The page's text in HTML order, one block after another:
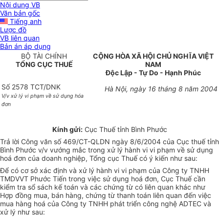
Nội dung VB
Văn bản gốc
Tiếng anh
Lược đồ
VB liên quan
Bản án áp dụng
BỘ TÀI CHÍNH
TỔNG CỤC THUẾ
CỘNG HÒA XÃ HỘI CHỦ NGHĨA VIỆT
NAM
Độc Lập - Tự Do - Hạnh Phúc
Số 2578 TCT/DNK
V/v xử lý vi phạm về sử dụng hóa
đơn
Hà Nội, ngày 16 tháng 8 năm 2004
Kính gửi:Cục Thuế tỉnh Bình Phước
Trả lời Công văn số 469/CT-QLDN ngày 8/6/2004 của Cục thuế tỉnh
Bình Phước v/v vướng mắc trong xử lý hành vi vi phạm về sử dụng
hoá đơn của doanh nghiệp, Tổng cục Thuế có ý kiến như sau:
Để có cơ sở xác định và xử lý hành vi vi phạm của Công ty TNHH
TMDVVT Phước Tiến trong việc sử dụng hoá đơn, Cục Thuế cần
kiểm tra sổ sách kế toán và các chứng từ có liên quan khác như
Hợp đồng mua, bán hàng, chứng từ thanh toán liên quan đến việc
mua hàng hoá của Công ty TNHH phát triển công nghệ ADTEC và
xử lý như sau: